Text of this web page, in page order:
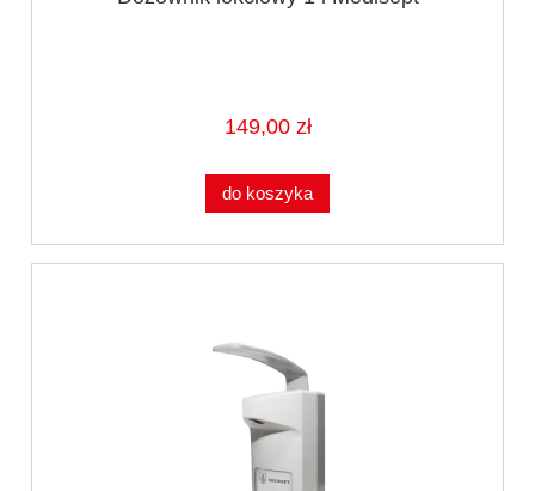
149,00 zł
do koszyka